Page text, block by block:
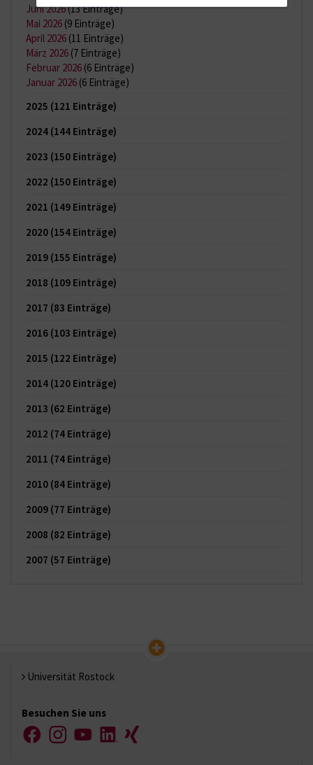
Juni 2026(13 Einträge)
Mai 2026 (9 Einträge)
April 2026 (11 Einträge)
März 2026 (7 Einträge)
Februar 2026 (6 Einträge)
Januar 2026 (6 Einträge)
2025 (121 Einträge)
2024 (144 Einträge)
2023 (150 Einträge)
2022 (150 Einträge)
2021 (149 Einträge)
2020 (154 Einträge)
2019 (155 Einträge)
2018 (109 Einträge)
2017 (83 Einträge)
2016 (103 Einträge)
2015 (122 Einträge)
2014 (120 Einträge)
2013 (62 Einträge)
2012 (74 Einträge)
2011 (74 Einträge)
2010 (84 Einträge)
2009 (77 Einträge)
2008 (82 Einträge)
2007 (57 Einträge)
Universität Rostock
Besuchen Sie uns
FacebookInstagramYouTubeLinkedIn
Xing